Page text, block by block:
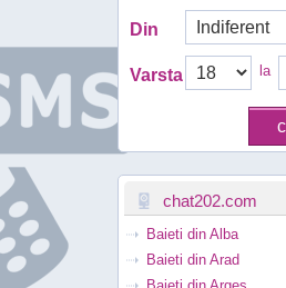
Din
Varsta la
chat202.com
Baieti din Alba
Baieti din Arad